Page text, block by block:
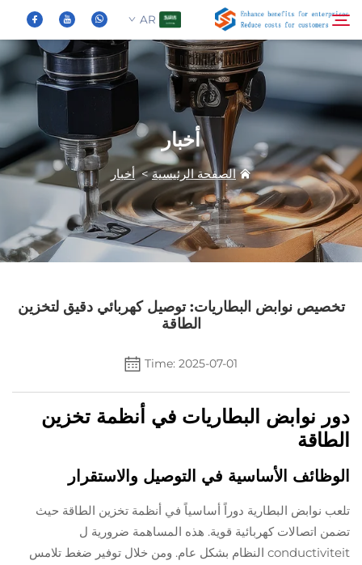
AR
من نحن
المنتجات
الأخبار
الأسئلة الشائعة
بحث
أخبار
الصفحة الرئيسية>أخبار
تخصيص نوابض البطاريات: توصيل كهربائي دقيق لتخزين
الطاقة
Time: 2025-07-01
دور نوابض البطاريات في أنظمة تخزين
الطاقة
الوظائف الأساسية في التوصيل والاستقرار
تلعب نوابض البطارية دوراً أساسياً في أنظمة تخزين الطاقة حيث
تضمن اتصالات كهربائية قوية. هذه المساهمة ضرورية ل
conductiviteit النظام بشكل عام. ومن خلال توفير ضغط تلامس